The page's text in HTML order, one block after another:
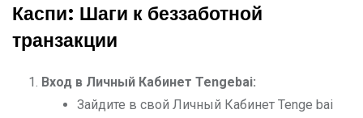
Каспи: Шаги к беззаботной
транзакции
Вход в Личный Кабинет Tengebai:
Зайдите в свой Личный Кабинет Tenge bai